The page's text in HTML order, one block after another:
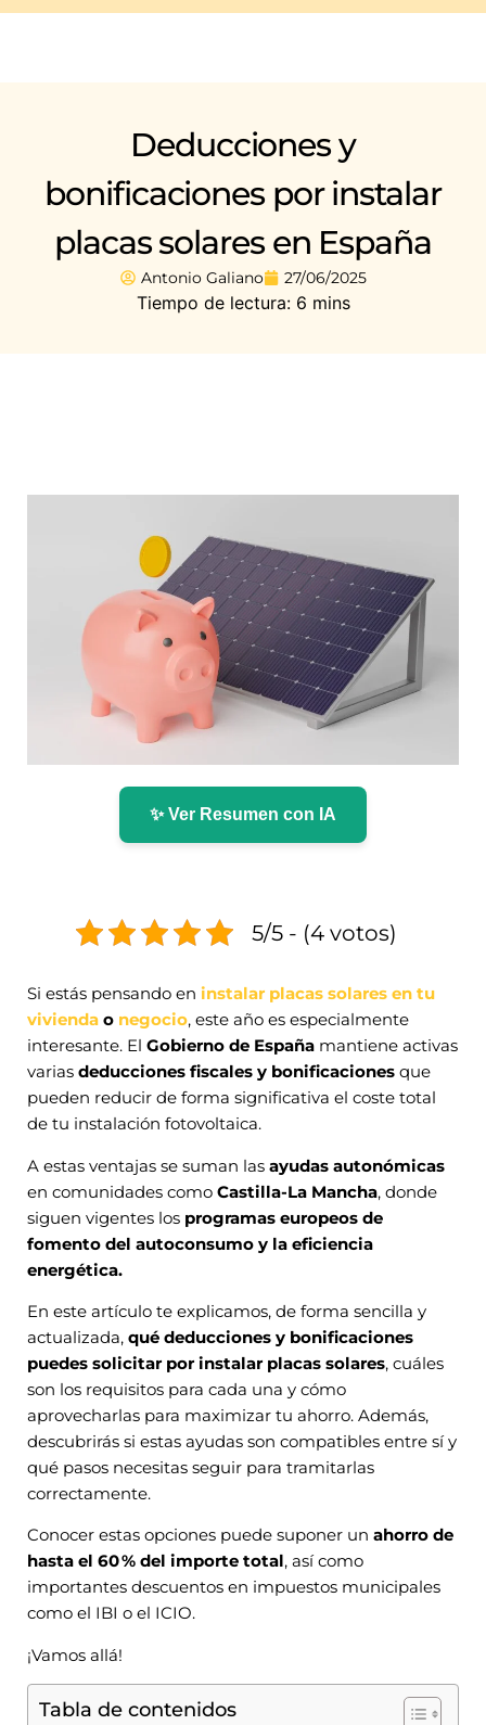
Deducciones y
bonificaciones por instalar
placas solares en España
Antonio Galiano 27/06/2025
✨ Ver Resumen con IA
5/5 - (4 votos)
Si estás pensando en instalar placas solares en tu
vivienda o negocio, este año es especialmente
interesante. El Gobierno de España mantiene activas
varias deducciones fiscales y bonificaciones que
pueden reducir de forma significativa el coste total
de tu instalación fotovoltaica.
A estas ventajas se suman las ayudas autonómicas
en comunidades como Castilla-La Mancha, donde
siguen vigentes los programas europeos de
fomento del autoconsumo y la eficiencia
energética.
En este artículo te explicamos, de forma sencilla y
actualizada, qué deducciones y bonificaciones
puedes solicitar por instalar placas solares, cuáles
son los requisitos para cada una y cómo
aprovecharlas para maximizar tu ahorro. Además,
descubrirás si estas ayudas son compatibles entre sí y
qué pasos necesitas seguir para tramitarlas
correctamente.
Conocer estas opciones puede suponer un ahorro de
hasta el 60 % del importe total, así como
importantes descuentos en impuestos municipales
como el IBI o el ICIO.
¡Vamos allá!
Tabla de contenidos